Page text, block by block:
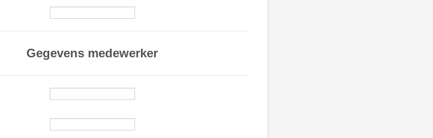
Gegevens medewerker